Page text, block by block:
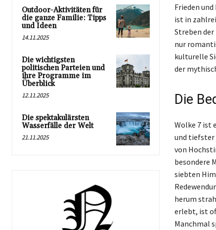
Outdoor-Aktivitäten für
die ganze Familie: Tipps
und Ideen
14.11.2025
Die wichtigsten
politischen Parteien und
ihre Programme im
Überblick
12.11.2025
Die spektakulärsten
Wasserfälle der Welt
21.11.2025
Frieden
ist in
Streben
nur
kulturelle
der
Die
Wolke 7 ist
und tiefster
von
besondere
siebten
herum
erlebt, ist
Manchmal